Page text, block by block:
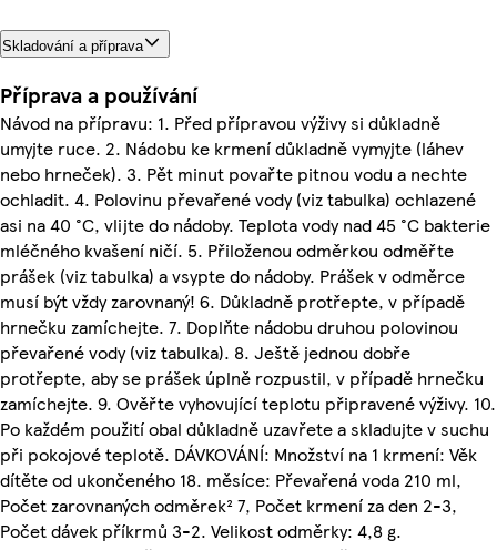
Skladování a příprava
Příprava a používání
Návod na přípravu: 1. Před přípravou výživy si důkladně
umyjte ruce. 2. Nádobu ke krmení důkladně vymyjte (láhev
nebo hrneček). 3. Pět minut povařte pitnou vodu a nechte
ochladit. 4. Polovinu převařené vody (viz tabulka) ochlazené
asi na 40 °C, vlijte do nádoby. Teplota vody nad 45 °C bakterie
mléčného kvašení ničí. 5. Přiloženou odměrkou odměřte
prášek (viz tabulka) a vsypte do nádoby. Prášek v odměrce
musí být vždy zarovnaný! 6. Důkladně protřepte, v případě
hrnečku zamíchejte. 7. Doplňte nádobu druhou polovinou
převařené vody (viz tabulka). 8. Ještě jednou dobře
protřepte, aby se prášek úplně rozpustil, v případě hrnečku
zamíchejte. 9. Ověřte vyhovující teplotu připravené výživy. 10.
Po každém použití obal důkladně uzavřete a skladujte v suchu
při pokojové teplotě. DÁVKOVÁNÍ: Množství na 1 krmení: Věk
dítěte od ukončeného 18. měsíce: Převařená voda 210 ml,
Počet zarovnaných odměrek² 7, Počet krmení za den 2-3,
Počet dávek příkrmů 3-2. Velikost odměrky: 4,8 g.